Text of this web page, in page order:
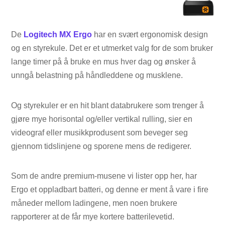
De Logitech MX Ergo har en svært ergonomisk design
og en styrekule. Det er et utmerket valg for de som bruker
lange timer på å bruke en mus hver dag og ønsker å
unngå belastning på håndleddene og musklene.
Og styrekuler er en hit blant databrukere som trenger å
gjøre mye horisontal og/eller vertikal rulling, sier en
videograf eller musikkprodusent som beveger seg
gjennom tidslinjene og sporene mens de redigerer.
Som de andre premium-musene vi lister opp her, har
Ergo et oppladbart batteri, og denne er ment å vare i fire
måneder mellom ladingene, men noen brukere
rapporterer at de får mye kortere batterilevetid.